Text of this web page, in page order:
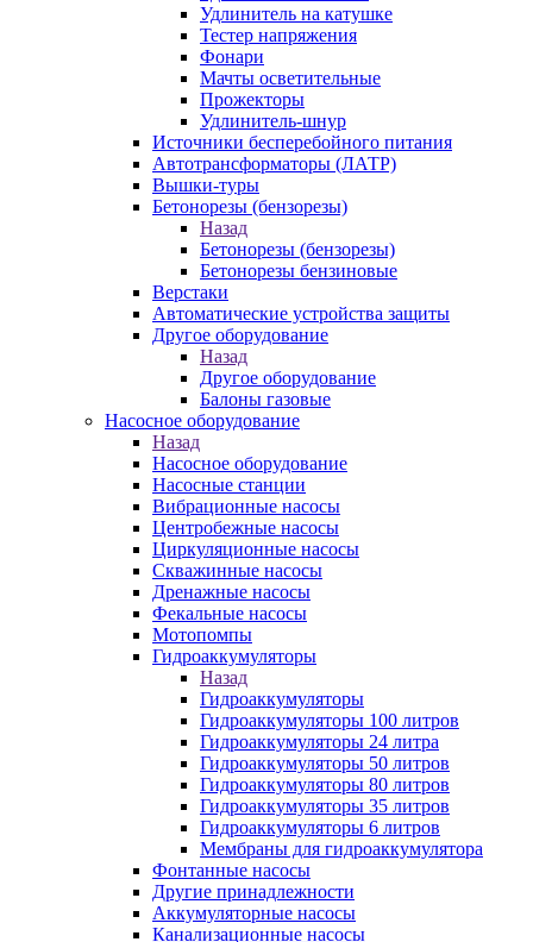
Удлинитель на катушке
Тестер напряжения
Фонари
Мачты осветительные
Прожекторы
Удлинитель-шнур
Источники бесперебойного питания
Автотрансформаторы (ЛАТР)
Вышки-туры
Бетонорезы (бензорезы)
Назад
Бетонорезы (бензорезы)
Бетонорезы бензиновые
Верстаки
Автоматические устройства защиты
Другое оборудование
Назад
Другое оборудование
Балоны газовые
Насосное оборудование
Назад
Насосное оборудование
Насосные станции
Вибрационные насосы
Центробежные насосы
Циркуляционные насосы
Скважинные насосы
Дренажные насосы
Фекальные насосы
Мотопомпы
Гидроаккумуляторы
Назад
Гидроаккумуляторы
Гидроаккумуляторы 100 литров
Гидроаккумуляторы 24 литра
Гидроаккумуляторы 50 литров
Гидроаккумуляторы 80 литров
Гидроаккумуляторы 35 литров
Гидроаккумуляторы 6 литров
Мембраны для гидроаккумулятора
Фонтанные насосы
Другие принадлежности
Аккумуляторные насосы
Канализационные насосы